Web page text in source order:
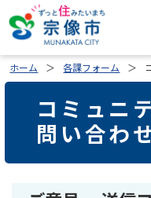
ホーム 各課フォーム
コミュニ
問い合わ